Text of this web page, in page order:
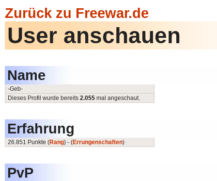
Zurück zu Freewar.de
User anschauen
Name
-Geb-
Dieses Profil wurde bereits 2.055 mal angeschaut.
Erfahrung
26.851 Punkte (Rang) - (Errungenschaften)
PvP